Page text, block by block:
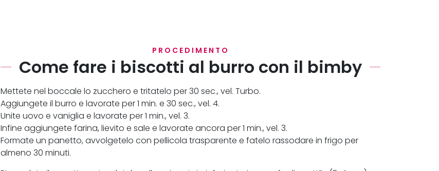
PROCEDIMENTO
Come fare i biscotti al burro con il bimby
Mettete nel boccale lo zucchero e tritatelo per 30 sec., vel. Turbo.
Aggiungete il burro e lavorate per 1 min. e 30 sec., vel. 4.
Unite uovo e vaniglia e lavorate per 1 min., vel. 3.
Infine aggiungete farina, lievito e sale e lavorate ancora per 1 min., vel. 3.
Formate un panetto, avvolgetelo con pellicola trasparente e fatelo rassodare in frigo per
almeno 30 minuti.